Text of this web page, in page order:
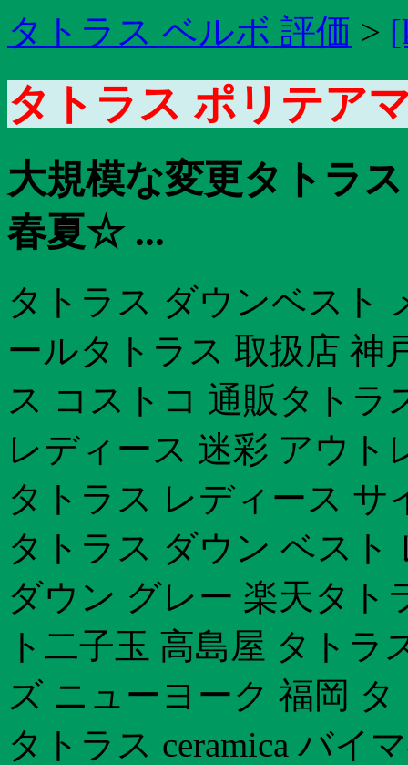
タトラス ベルボ 評価 >
タトラス ポリテア
大規模な変更タトラ
春夏☆ ...
タトラス ダウンベスト
ールタトラス 取扱店 神
ス コストコ 通販タトラ
レディース 迷彩 アウト
タトラス レディース サ
タトラス ダウン ベス
ダウン グレー 楽天タト
ト二子玉 高島屋 タト
ズ ニューヨーク 福岡 タ
タトラス ceramica バイ